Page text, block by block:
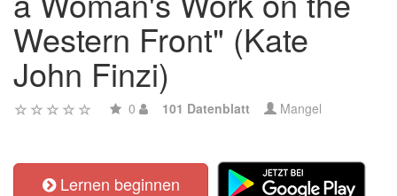
Western Front" (Kate
John Finzi)
0 101 Datenblatt Mangel
Lernen beginnen